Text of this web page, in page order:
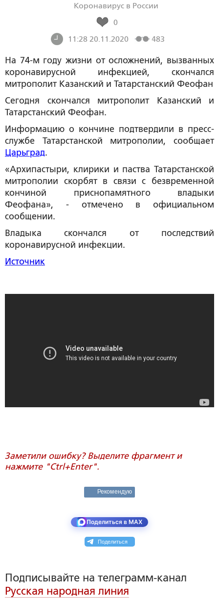
Коронавирус в России
0
11:28 20.11.2020
483
На 74-м году жизни от осложнений, вызванных
коронавирусной инфекцией, скончался
митрополит Казанский и Татарстанский Феофан
Сегодня скончался митрополит Казанский и
Татарстанский Феофан.
Информацию о кончине подтвердили в пресс-
службе Татарстанской митрополии, сообщает
Царьград.
«Архипастыри, клирики и паства Татарстанской
митрополии скорбят в связи с безвременной
кончиной приснопамятного владыки
Феофана», - отмечено в официальном
сообщении.
Владыка скончался от последствий
коронавирусной инфекции.
Источник
Заметили ошибку? Выделите фрагмент и
нажмите "Ctrl+Enter".
Рекомендую
Поделиться в MAX
Поделиться
Подписывайте на телеграмм-канал
Русская народная линия